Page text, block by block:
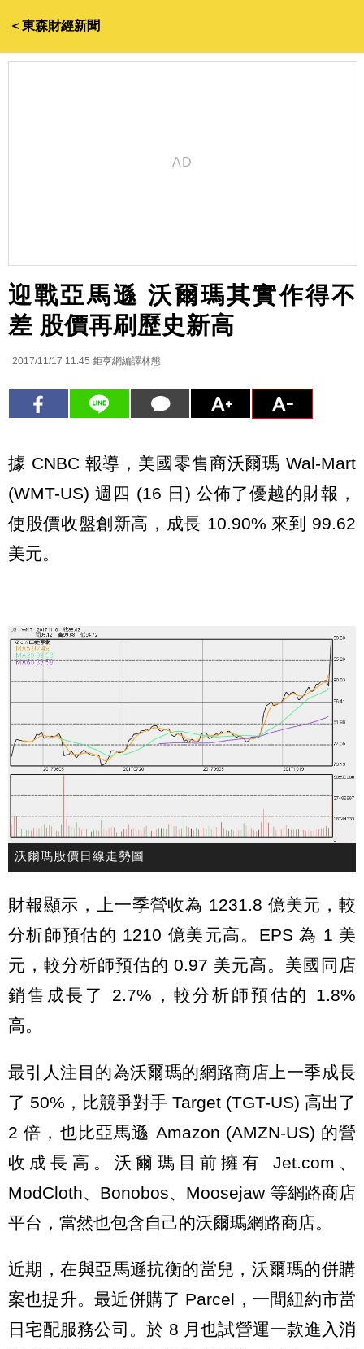
＜東森財經新聞
迎戰亞馬遜 沃爾瑪其實作得不
差 股價再刷歷史新高
2017/11/17 11:45 鉅亨網編譯林懇
據 CNBC 報導，美國零售商沃爾瑪 Wal-Mart
(WMT-US) 週四 (16 日) 公佈了優越的財報，
使股價收盤創新高，成長 10.90% 來到 99.62
美元。
沃爾瑪股價日線走勢圖
財報顯示，上一季營收為 1231.8 億美元，較
分析師預估的 1210 億美元高。EPS 為 1 美
元，較分析師預估的 0.97 美元高。美國同店
銷售成長了 2.7%，較分析師預估的 1.8%
高。
最引人注目的為沃爾瑪的網路商店上一季成長
了 50%，比競爭對手 Target (TGT-US) 高出了
2 倍，也比亞馬遜 Amazon (AMZN-US) 的營
收成長高。沃爾瑪目前擁有 Jet.com、
ModCloth、Bonobos、Moosejaw 等網路商店
平台，當然也包含自己的沃爾瑪網路商店。
近期，在與亞馬遜抗衡的當兒，沃爾瑪的併購
案也提升。最近併購了 Parcel，一間紐約市當
日宅配服務公司。於 8 月也試營運一款進入消